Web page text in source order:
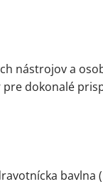
nástrojov a
pre dokonalé
bavlna